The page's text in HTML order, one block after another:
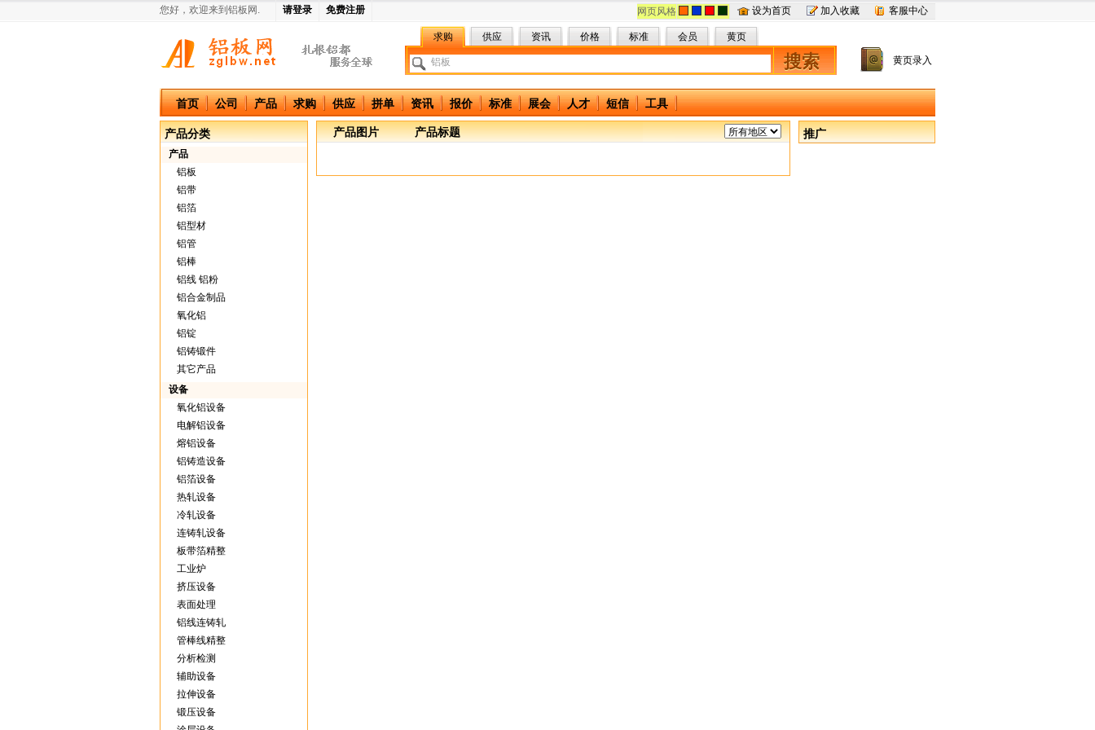
您好，欢迎来到铝板网. 请登录 免费注册 设为首页 加入收藏 客服中心
网页风格
中国铝板网
求购 供应 资讯 价格 标准 会员 黄页
搜索 黄页录入
首页 公司 产品 求购 供应 拼单 资讯 报价 标准 展会 人才 短信 工具
产品分类
产品
铝板
铝带
铝箔
铝型材
铝管
铝棒
铝线 铝粉
铝合金制品
氧化铝
铝锭
铝铸锻件
其它产品
设备
氧化铝设备
电解铝设备
熔铝设备
铝铸造设备
铝箔设备
热轧设备
冷轧设备
连铸轧设备
板带箔精整
工业炉
挤压设备
表面处理
铝线连铸轧
管棒线精整
分析检测
辅助设备
拉伸设备
锻压设备
产品图片 产品标题 推广